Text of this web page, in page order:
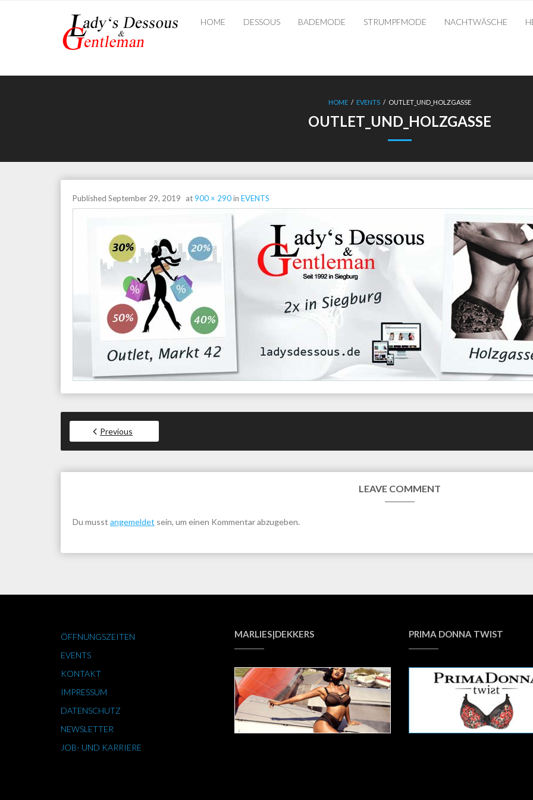
HOME DESSOUS BADEMODE STRUMPFMODE NACHTWÄSCHE
HOME / EVENTS / OUTLET_UND_HOLZGASSE
OUTLET_UND_HOLZGASSE
Published September 29, 2019 at900 × 290in EVENTS
Previous
LEAVE COMMENT
Du musst angemeldet sein, um einen Kommentar abzugeben.
ÖFFNUNGSZEITEN
EVENTS
KONTAKT
IMPRESSUM
DATENSCHUTZ
NEWSLETTER
JOB- UND KARRIERE
MARLIES|DEKKERS PRIMA DONNA TWIST